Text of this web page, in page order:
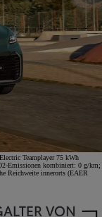
Teamplayer 75 kWh
Emissionen kombiniert: 0 g/km;
Reichweite innerorts (EAER